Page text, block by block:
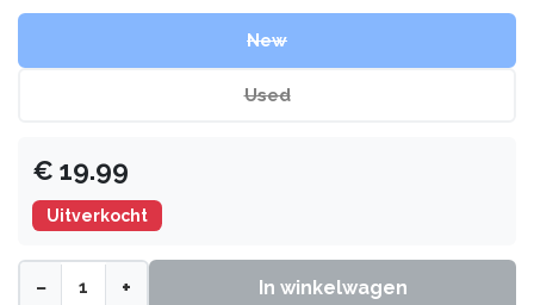
New
Used
€ 19.99
Uitverkocht
− + In winkelwagen